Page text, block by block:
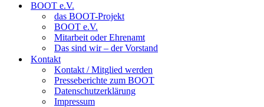
BOOT e.V.
das BOOT-Projekt
BOOT e.V.
Mitarbeit oder Ehrenamt
Das sind wir – der Vorstand
Kontakt
Kontakt / Mitglied werden
Presseberichte zum BOOT
Datenschutzerklärung
Impressum